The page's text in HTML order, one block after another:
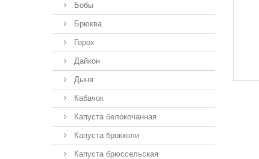
Бобы
Брюква
Горох
Дайкон
Дыня
Кабачок
Капуста белокочанная
Капуста брокколи
Капуста брюссельская